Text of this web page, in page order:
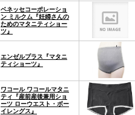
ベネッセコーポレーショ
ン ミルクム『妊婦さんの
ためのマタニティショー
ツ』
エンゼルプラス『マタニ
ティショーツ』
ワコール ワコールマタニ
ティ『産前産後兼用ショ
ーツ ローウエスト・ボー
イレングス』